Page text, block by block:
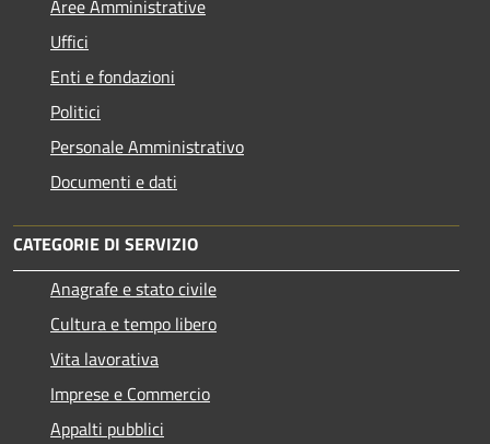
Aree Amministrative
Uffici
Enti e fondazioni
Politici
Personale Amministrativo
Documenti e dati
CATEGORIE DI SERVIZIO
Anagrafe e stato civile
Cultura e tempo libero
Vita lavorativa
Imprese e Commercio
Appalti pubblici